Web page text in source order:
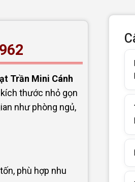
Trần Mini Cánh
thước nhỏ gọn
như phòng ngủ,
phù hợp nhu